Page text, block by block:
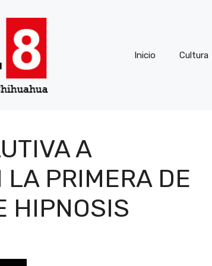
Inicio Cultura
A
PRIMERA DE
HIPNOSIS